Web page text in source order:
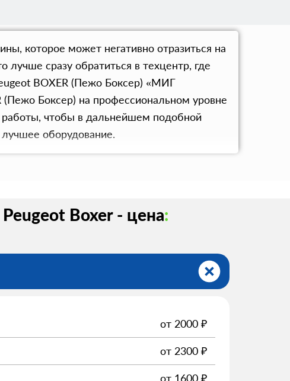
которое может негативно отразиться на
сразу обратиться в техцентр, где
BOXER (Пежо Боксер) «МИГ
Боксер) на профессиональном уровне
чтобы в дальнейшем подобной
оборудование.
Boxer - цена:
от 2000 ₽
от 2300 ₽
от 1600 ₽